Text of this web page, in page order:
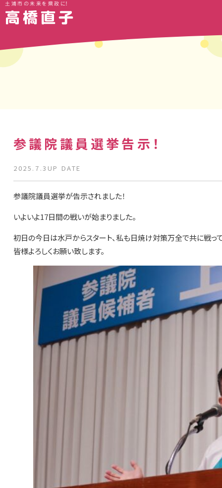
土浦市の未来を県政に！
参議院議員選挙告示！
2025.7.3UP DATE
参議院議員選挙が告示されました！
いよいよ17日間の戦いが始まりました。
初日の今日は水戸からスタート、私も日焼け対策万全で共に戦っ
皆様よろしくお願い致します。